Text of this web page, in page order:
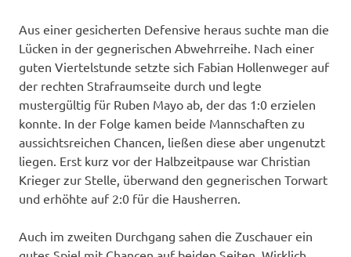
Aus einer gesicherten Defensive heraus suchte man die
Lücken in der gegnerischen Abwehrreihe. Nach einer
guten Viertelstunde setzte sich Fabian Hollenweger auf
der rechten Strafraumseite durch und legte
mustergültig für Ruben Mayo ab, der das 1:0 erzielen
konnte. In der Folge kamen beide Mannschaften zu
aussichtsreichen Chancen, ließen diese aber ungenutzt
liegen. Erst kurz vor der Halbzeitpause war Christian
Krieger zur Stelle, überwand den gegnerischen Torwart
und erhöhte auf 2:0 für die Hausherren.
Auch im zweiten Durchgang sahen die Zuschauer ein